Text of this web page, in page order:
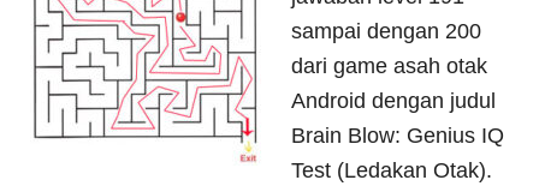
sampai dengan 200
dari game asah otak
Android dengan judul
Brain Blow: Genius IQ
Test (Ledakan Otak).